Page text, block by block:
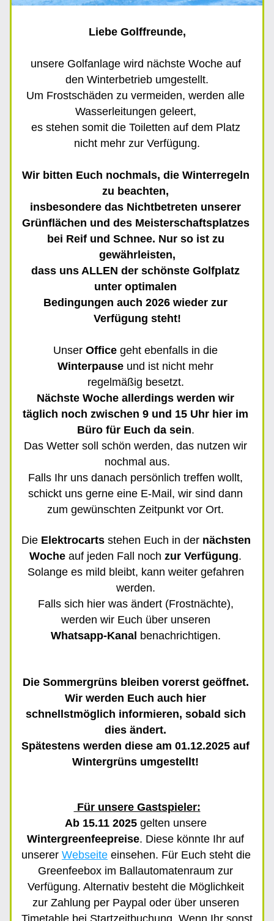
Liebe Golffreunde,
unsere Golfanlage wird nächste Woche auf
den Winterbetrieb umgestellt.
Um Frostschäden zu vermeiden, werden alle
Wasserleitungen geleert,
es stehen somit die Toiletten auf dem Platz
nicht mehr zur Verfügung.
Wir bitten Euch nochmals, die Winterregeln
zu beachten,
insbesondere das Nichtbetreten unserer
Grünflächen und des Meisterschaftsplatzes
bei Reif und Schnee. Nur so ist zu
gewährleisten,
dass uns ALLEN der schönste Golfplatz
unter optimalen
Bedingungen auch 2026 wieder zur
Verfügung steht!
Unser Office
Winterpause und ist nicht mehr
regelmäßig besetzt.
Nächste Woche allerdings werden wir
täglich noch zwischen 9 und 15 Uhr hier im
Büro für Euch da sein.
Das Wetter soll schön werden, das nutzen wir
nochmal aus.
Falls Ihr uns danach persönlich treffen wollt,
schickt uns gerne eine E-Mail, wir sind dann
zum gewünschten Zeitpunkt vor Ort.
Die Elektrocarts stehen Euch in der nächsten
Woche auf jeden Fall noch zur Verfügung.
Solange es mild bleibt, kann weiter gefahren
werden.
Falls sich hier was ändert (Frostnächte),
werden wir Euch über unseren
Whatsapp-Kanal benachrichtigen.
Die Sommergrüns bleiben vorerst geöffnet.
Wir werden Euch auch hier
schnellstmöglich informieren, sobald sich
dies ändert.
Spätestens werden diese am 01.12.2025 auf
Wintergrüns umgestellt!
Für unsere Gastspieler:
Ab 15.11 2025
gelten unsere
Wintergreenfeepreise. Diese könnte Ihr auf
unserer Webseite einsehen. Für Euch steht die
Greenfeebox im Ballautomatenraum zur
Verfügung. Alternativ besteht die Möglichkeit
zur Zahlung per Paypal oder über unseren
Timetable bei Startzeitbuchung. Wenn Ihr sonst